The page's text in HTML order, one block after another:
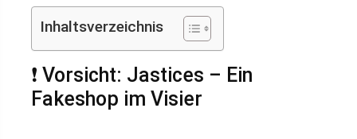
Inhaltsverzeichnis
❗ Vorsicht: Jastices – Ein
Fakeshop im Visier